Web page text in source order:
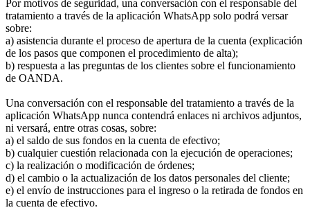
Por motivos de seguridad, una conversación con el responsable del
tratamiento a través de la aplicación WhatsApp solo podrá versar
sobre:
a) asistencia durante el proceso de apertura de la cuenta (explicación
de los pasos que componen el procedimiento de alta);
b) respuesta a las preguntas de los clientes sobre el funcionamiento
de OANDA.
Una conversación con el responsable del tratamiento a través de la
aplicación WhatsApp nunca contendrá enlaces ni archivos adjuntos,
ni versará, entre otras cosas, sobre:
a) el saldo de sus fondos en la cuenta de efectivo;
b) cualquier cuestión relacionada con la ejecución de operaciones;
c) la realización o modificación de órdenes;
d) el cambio o la actualización de los datos personales del cliente;
e) el envío de instrucciones para el ingreso o la retirada de fondos en
la cuenta de efectivo.